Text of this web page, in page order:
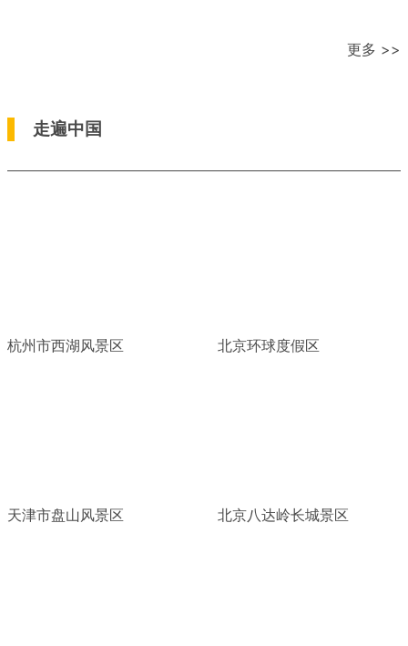
更多 >>
走遍中国
杭州市西湖风景区 北京环球度假区
天津市盘山风景区 北京八达岭长城景区